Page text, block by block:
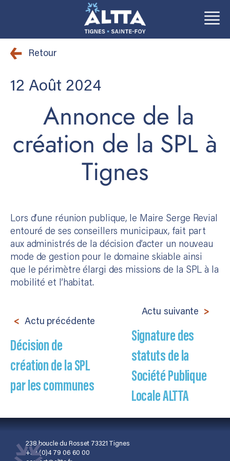
au
contenu
au
contenuRetour
12 Août 2024
Annonce de la
création de la SPL à
Tignes
Lors d’une réunion publique, le Maire Serge Revial
entouré de ses conseillers municipaux, fait part
aux administrés de la décision d’acter un nouveau
mode de gestion pour le domaine skiable ainsi
que le périmètre élargi des missions de la SPL à la
mobilité et l’habitat.
Actu précédente
Décision de
création de la SPL
par les communes
Actu suivante
Signature des
statuts de la
Société Publique
Locale ALTTA
+33 (0)4 79 06 60 00
238 boucle du Rosset 73321 Tignes